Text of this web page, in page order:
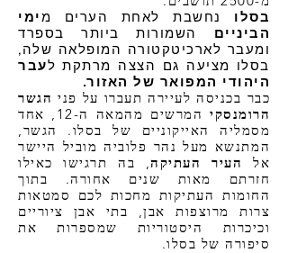
בסלו נחשבת לאחת הערים מימי
הביניים השמורות ביותר בספרד
ומעבר לארכיטקטורה המופלאה שלה,
בסלו מציעה גם הצצה מרתקת לעבר
היהודי המפואר של האזור.
כבר בכניסה לעיירה תעברו על פני הגשר
הרומנסקי
המרשים מהמאה ה-12, אחד
מסמליה האייקוניים של בסלו. הגשר,
המתנשא מעל נהר פלוביה מוביל היישר
אל
העיר העתיקה, בה תרגישו כאילו
חזרתם מאות שנים אחורה. בתוך
החומות העתיקות מחכות לכם סמטאות
צרות מרוצפות אבן, בתי אבן ציוריים
וכיכרות היסטוריות שמספרות את
סיפורה של בסלו.